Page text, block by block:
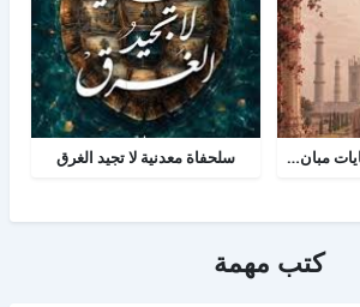
العمارة العاطفية : حكايات مبان شيدن من أجل الحب سلحفاة معدنية لا تجيد الغرق
كتب مهمة